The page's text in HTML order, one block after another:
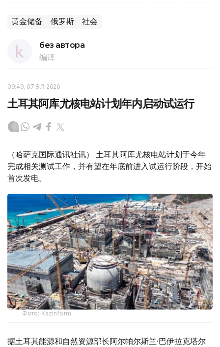
黄金储备 俄罗斯 社会
без автора
编译
09:49, 07 8月 2026
土耳其阿库尤核电站计划年内启动试运行
（哈萨克国际通讯社讯） 土耳其阿库尤核电站计划于今年
完成相关测试工作，并有望在年底前进入试运行阶段，开始
首次发电。
Фото: Kazinform
据土耳其能源和自然资源部长阿尔帕尔斯兰·巴伊拉克塔尔